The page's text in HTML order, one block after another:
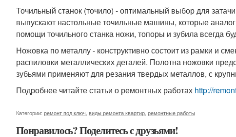
Точильный станок (точило) - оптимальный выбор для
выпускают настольные точильные машины, которые
помощи точильного станка ножи, топоры и зубила всегда
Ножовка по металлу - конструктивно состоит из рамки и
распиловки металлических деталей. Полотна ножовки
зубьями применяют для резания твердых металлов, с
Подробнее читайте статьи о ремонтных работах http://
Категории: ремонт под ключ виды ремонта квартир ремонтные работы
Понравилось? Поделитесь с друзьями!